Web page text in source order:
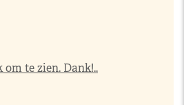
te zien. Dank!..